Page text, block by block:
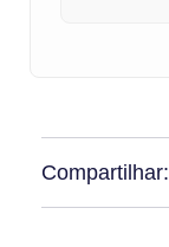
Compartilhar: